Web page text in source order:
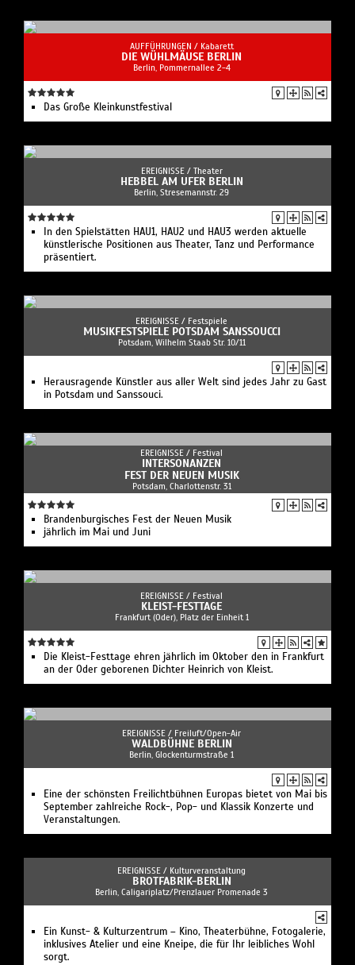
AUFFÜHRUNGEN / Kabarett
DIE WÜHLMÄUSE BERLIN
Berlin, Pommernallee 2-4
Das Große Kleinkunstfestival
EREIGNISSE / Theater
HEBBEL AM UFER BERLIN
Berlin, Stresemannstr. 29
In den Spielstätten HAU1, HAU2 und HAU3 werden aktuelle
künstlerische Positionen aus Theater, Tanz und Performance
präsentiert.
EREIGNISSE / Festspiele
MUSIKFESTSPIELE POTSDAM SANSSOUCCI
Potsdam, Wilhelm Staab Str. 10/11
Herausragende Künstler aus aller Welt sind jedes Jahr zu Gast
in Potsdam und Sanssouci.
EREIGNISSE / Festival
INTERSONANZEN
FEST DER NEUEN MUSIK
Potsdam, Charlottenstr. 31
Brandenburgisches Fest der Neuen Musik
jährlich im Mai und Juni
EREIGNISSE / Festival
KLEIST-FESTTAGE
Frankfurt (Oder), Platz der Einheit 1
Die Kleist-Festtage ehren jährlich im Oktober den in Frankfurt
an der Oder geborenen Dichter Heinrich von Kleist.
EREIGNISSE / Freiluft/Open-Air
WALDBÜHNE BERLIN
Berlin, Glockenturmstraße 1
Eine der schönsten Freilichtbühnen Europas bietet von Mai bis
September zahlreiche Rock-, Pop- und Klassik Konzerte und
Veranstaltungen.
EREIGNISSE / Kulturveranstaltung
BROTFABRIK-BERLIN
Berlin, Caligariplatz/Prenzlauer Promenade 3
Ein Kunst- & Kulturzentrum – Kino, Theaterbühne, Fotogalerie,
inklusives Atelier und eine Kneipe, die für Ihr leibliches Wohl
sorgt.